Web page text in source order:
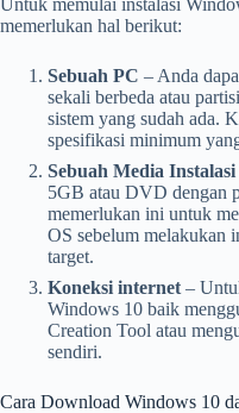
memerlukan hal berikut:
Sebuah PC – Anda
sekali berbeda atau
sistem yang sudah ada.
spesifikasi minimum
Sebuah Media Instalasi
5GB atau DVD dengan
memerlukan ini untuk
OS sebelum melakukan
target.
Koneksi internet –
Windows 10 baik
Creation Tool atau
sendiri.
Cara Download Windows 10